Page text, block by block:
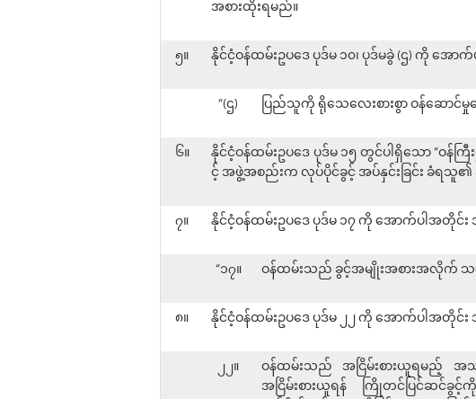
အစားထိုးရမည်။
၅။ နိုင်ငံ့ဝန်ထမ်းဥပဒေ ပုဒ်မ ၁၀၊ ပုဒ်မခွဲ (ဌ) ကို အော
“(ဌ) ပြည်သူကို ရိုသေလေးစားစွာ ဝန်ဆောင်မှုပေ
၆။
နိုင်ငံ့ဝန်ထမ်းဥပဒေ ပုဒ်မ ၁၅ တွင်ပါရှိသော “ဝန်က
င့် အဖွဲ့အစည်းက လုပ်ပိုင်ခွင့် အပ်နှင်းခြင်း ခံရသူ၏
၇။ နိုင်ငံ့ဝန်ထမ်းဥပဒေ ပုဒ်မ ၁၇ ကို အောက်ပါအတိုင်း
“၁၇။ ဝန်ထမ်းသည် ခွင့်အမျိုးအစားအလိုက် သ
၈။ နိုင်ငံ့ဝန်ထမ်းဥပဒေ ပုဒ်မ ၂၂ ကို အောက်ပါအတိုင်း
၂၂။
ဝန်ထမ်းသည် အငြိမ်းစားယူရမည့် အသ
အငြိမ်းစားယူရန် ကြိုတင်ပြင်ဆင်